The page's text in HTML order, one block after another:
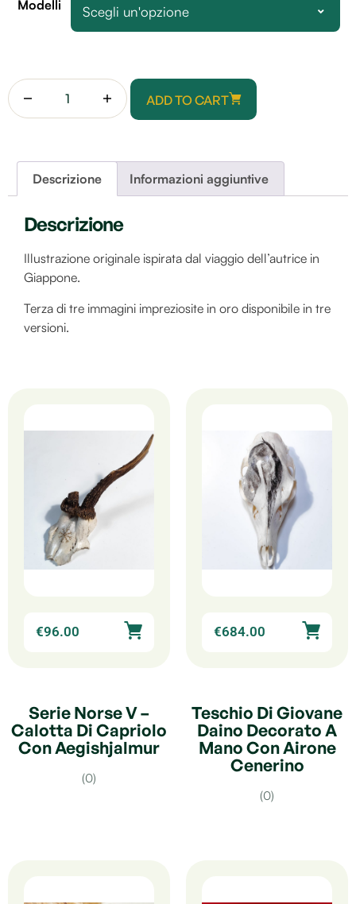
Modelli Scegli un'opzione
ADD TO CART
Descrizione Informazioni aggiuntive
Descrizione
Illustrazione originale ispirata dal viaggio dell’autrice in
Giappone.
Terza di tre immagini impreziosite in oro disponibile in tre
versioni.
€96.00
Serie Norse V –
Calotta Di Capriolo
Con Aegishjalmur
(0)
€684.00
Teschio Di Giovane
Daino Decorato A
Mano Con Airone
Cenerino
(0)